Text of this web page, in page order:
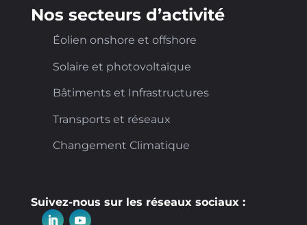
Nos secteurs d’activité
Éolien onshore et offshore
Solaire et photovoltaïque
Bâtiments et Infrastructures
Transports et réseaux
Changement Climatique
Suivez-nous sur les réseaux sociaux :